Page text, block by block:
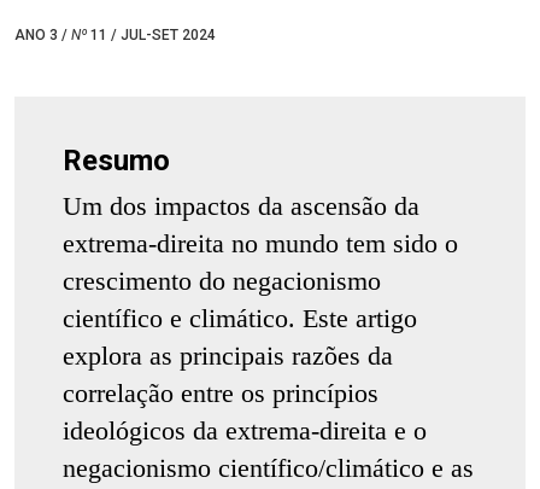
ANO 3 / Nº 11 / JUL-SET 2024
Resumo
Um dos impactos da ascensão da
extrema-direita no mundo tem sido o
crescimento do negacionismo
científico e climático. Este artigo
explora as principais razões da
correlação entre os princípios
ideológicos da extrema-direita e o
negacionismo científico/climático e as